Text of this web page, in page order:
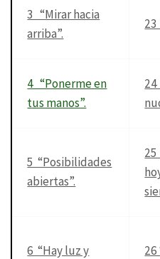
3 “Mirar hacia
arriba”.
23
4 “Ponerme en
tus manos”.
5 “Posibilidades
abiertas”.
25
6 “Hay luz y
26